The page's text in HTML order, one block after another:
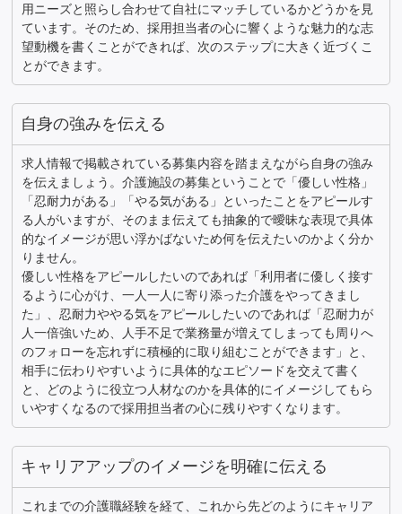
用ニーズと照らし合わせて自社にマッチしているかどうかを見
ています。そのため、採用担当者の心に響くような魅力的な志
望動機を書くことができれば、次のステップに大きく近づくこ
とができます。
自身の強みを伝える
求人情報で掲載されている募集内容を踏まえながら自身の強み
を伝えましょう。介護施設の募集ということで「優しい性格」
「忍耐力がある」「やる気がある」といったことをアピールす
る人がいますが、そのまま伝えても抽象的で曖昧な表現で具体
的なイメージが思い浮かばないため何を伝えたいのかよく分か
りません。
優しい性格をアピールしたいのであれば「利用者に優しく接す
るように心がけ、一人一人に寄り添った介護をやってきまし
た」、忍耐力ややる気をアピールしたいのであれば「忍耐力が
人一倍強いため、人手不足で業務量が増えてしまっても周りへ
のフォローを忘れずに積極的に取り組むことができます」と、
相手に伝わりやすいように具体的なエピソードを交えて書く
と、どのように役立つ人材なのかを具体的にイメージしてもら
いやすくなるので採用担当者の心に残りやすくなります。
キャリアアップのイメージを明確に伝える
これまでの介護職経験を経て、これから先どのようにキャリア